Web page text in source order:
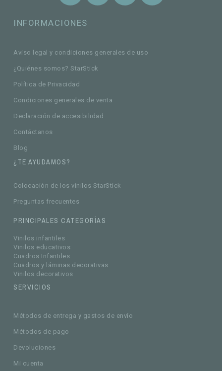
INFORMACIONES
Aviso legal y condiciones generales de uso
¿Quiénes somos? StarStick
Política de Privacidad
Condiciones generales de venta
Declaración de accesibilidad
Contáctanos
Blog
¿TE AYUDAMOS?
Colocación de los vinilos StarStick
Preguntas frecuentes
PRINCIPALES CATEGORÍAS
Vinilos infantiles
Vinilos educativos
Cuadros Infantiles
Cuadros y láminas decorativas
Vinilos decorativos
SERVICIOS
Métodos de entrega y gastos de envío
Métodos de pago
Devoluciones
Mi cuenta